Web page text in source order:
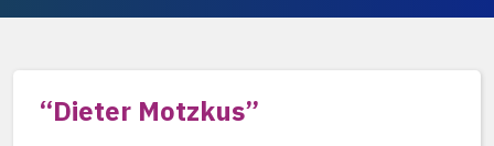
“Dieter Motzkus”